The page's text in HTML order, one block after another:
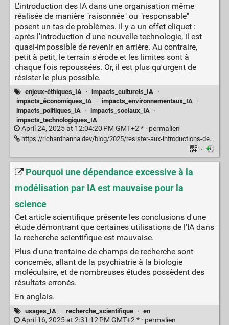
L'introduction des IA dans une organisation même
réalisée de manière "raisonnée" ou "responsable"
posent un tas de problèmes. Il y a un effet cliquet :
après l'introduction d'une nouvelle technologie, il est
quasi-impossible de revenir en arrière. Au contraire,
petit à petit, le terrain s'érode et les limites sont à
chaque fois repoussées. Or, il est plus qu'urgent de
résister le plus possible.
enjeux-éthiques_IA · impacts_culturels_IA
·
impacts_économiques_IA
· impacts_environnementaux_IA
·
impacts_politiques_IA
· impacts_sociaux_IA
·
impacts_technologiques_IA
April 24, 2025 at 12:04:20 PM GMT+2 * · permalien
https://richardhanna.dev/blog/2025/resister-aux-introductions-des-ia.html
·
Pourquoi une dépendance excessive à la
modélisation par IA est mauvaise pour la
science
Cet article scientifique présente les conclusions d'une
étude démontrant que certaines utilisations de l'IA dans
la recherche scientifique est mauvaise.
Plus d'une trentaine de champs de recherche sont
concernés, allant de la psychiatrie à la biologie
moléculaire, et de nombreuses études possèdent des
résultats erronés.
En anglais.
usages_IA · recherche_scientifique · en
April 16, 2025 at 2:31:12 PM GMT+2 * · permalien